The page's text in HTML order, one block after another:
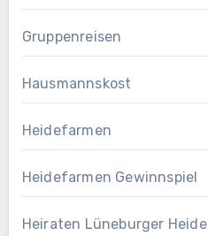
Gruppenreisen
Hausmannskost
Heidefarmen
Heidefarmen Gewinnspiel
Heiraten Lüneburger Heide